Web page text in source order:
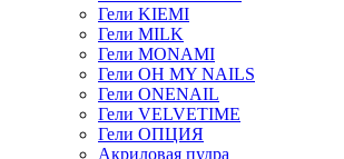
Гели KIEMI
Гели MILK
Гели MONAMI
Гели OH MY NAILS
Гели ONENAIL
Гели VELVETIME
Гели ОПЦИЯ
Акриловая пудра